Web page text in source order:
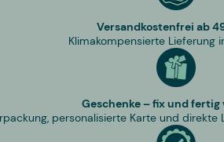
Versandkostenfrei ab
Klimakompensierte Lieferung
Geschenke – fix und
personalisierte Karte und direkte